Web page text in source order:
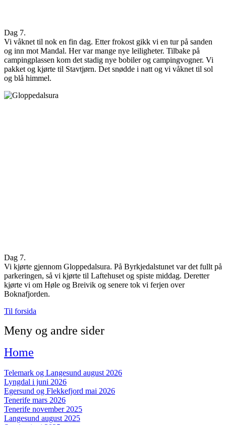
Dag 7.
Vi våknet til nok en fin dag. Etter frokost gikk vi en tur på sanden
og inn mot Mandal. Her var mange nye leiligheter. Tilbake på
campingplassen kom det stadig nye bobiler og campingvogner. Vi
pakket og kjørte til Stavtjørn. Det snødde i natt og vi våknet til sol
og blå himmel.
Dag 7.
Vi kjørte gjennom Gloppedalsura. På Byrkjedalstunet var det fullt på
parkeringen, så vi kjørte til Laftehuset og spiste middag. Deretter
kjørte vi om Høle og Breivik og senere tok vi ferjen over
Boknafjorden.
Til forsida
Meny og andre sider
Home
Telemark og Langesund august 2026
Lyngdal i juni 2026
Egersund og Flekkefjord mai 2026
Tenerife mars 2026
Tenerife november 2025
Langesund august 2025